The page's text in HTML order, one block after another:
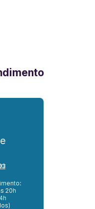
20h